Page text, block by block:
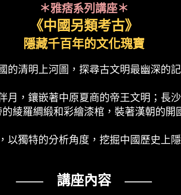
＊雅痞系列講座＊
《中國另類考古》
隱藏千百年的文化瑰寶
的清明上河圖，探尋古文明最幽深的記
月，鑲嵌著中原夏商的帝王文明；長
的綾羅綢緞和彩繪漆棺，裝著漢朝的
以獨特的分析角度，挖掘中國歷史上
—— 講座內容 ——